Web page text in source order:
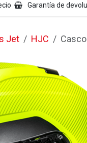
Garantía de
Jet HJC